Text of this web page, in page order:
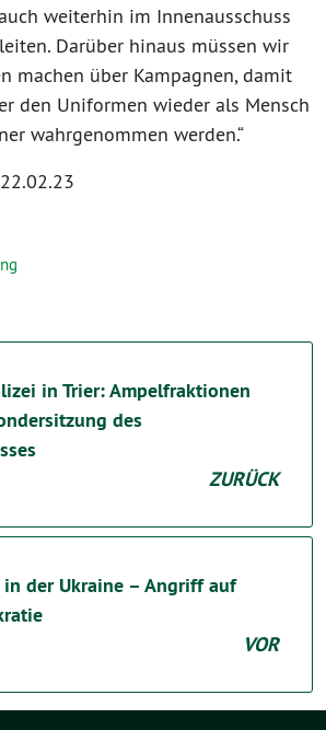
weiterhin im Innenausschuss
Darüber hinaus müssen wir
machen über Kampagnen, damit
den Uniformen wieder als Mensch
wahrgenommen werden.“
in Trier: Ampelfraktionen
des
ZURÜCK
in der Ukraine – Angriff auf
VOR